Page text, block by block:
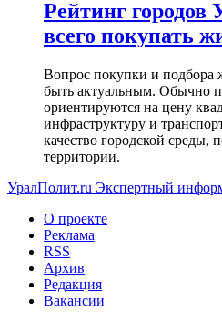
Рейтинг
всего покупать
Вопрос покупки и подбора
быть актуальным. Обычно
ориентируются на цену
инфраструктуру и
качество городской среды,
территории.
УралПолит.ru Экспертный
О проекте
Реклама
RSS
Архив
Редакция
Вакансии